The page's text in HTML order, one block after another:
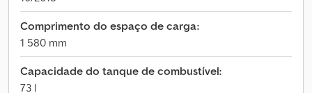
Comprimento do espaço de carga:
1 580 mm
Capacidade do tanque de combustível:
73 l